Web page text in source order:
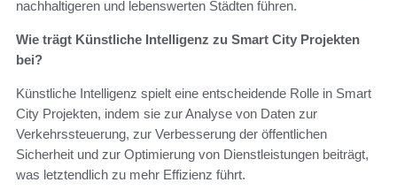
nachhaltigeren und lebenswerten Städten führen.
Wie trägt Künstliche Intelligenz zu Smart City Projekten
bei?
Künstliche Intelligenz spielt eine entscheidende Rolle in Smart
City Projekten, indem sie zur Analyse von Daten zur
Verkehrssteuerung, zur Verbesserung der öffentlichen
Sicherheit und zur Optimierung von Dienstleistungen beiträgt,
was letztendlich zu mehr Effizienz führt.